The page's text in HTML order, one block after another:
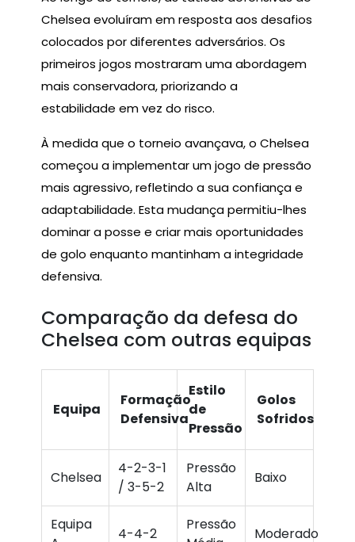
Chelsea evoluíram em resposta aos desafios
colocados por diferentes adversários. Os
primeiros jogos mostraram uma abordagem
mais conservadora, priorizando a
estabilidade em vez do risco.
À medida que o torneio avançava, o Chelsea
começou a implementar um jogo de pressão
mais agressivo, refletindo a sua confiança e
adaptabilidade. Esta mudança permitiu-lhes
dominar a posse e criar mais oportunidades
de golo enquanto mantinham a integridade
defensiva.
Comparação da defesa do
Chelsea com outras equipas
Equipa
Formação
Defensiva
Estilo
de
Pressão
Golos
Sofridos
Chelsea
4-2-3-1
/ 3-5-2
Pressão
Alta
Baixo
Equipa
4-4-2
Pressão
Moderado